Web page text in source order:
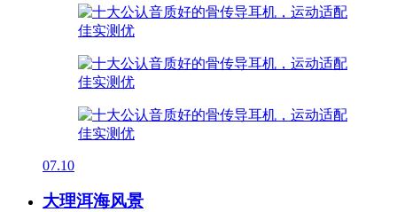
07.10
大理洱海风景